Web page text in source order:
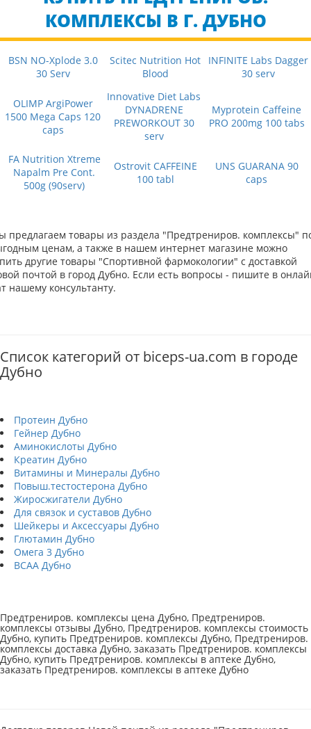
КОМПЛЕКСЫ В Г. ДУБНО
BSN NO-Xplode 3.0
30 Serv
Scitec Nutrition Hot
Blood
INFINITE Labs Dagger
30 serv
OLIMP ArgiPower
1500 Mega Caps 120
caps
Innovative Diet Labs
DYNADRENE
PREWORKOUT 30
serv
Myprotein Caffeine
PRO 200mg 100 tabs
FA Nutrition Xtreme
Napalm Pre Cont.
500g (90serv)
Ostrovit CAFFEINE
100 tabl
UNS GUARANA 90
caps
предлагаем товары из раздела "Предтрениров. комплексы"
ценам, а также в нашем интернет магазине можно
другие товары "Спортивной фармокологии" с доставкой
почтой в город Дубно. Если есть вопросы - пишите в
нашему консультанту.
Список категорий от biceps-ua.com в городе
Дубно
Протеин Дубно
Гейнер Дубно
Аминокислоты Дубно
Креатин Дубно
Витамины и Минералы Дубно
Повыш.тестостерона Дубно
Жиросжигатели Дубно
Для связок и суставов Дубно
Шейкеры и Аксессуары Дубно
Глютамин Дубно
Омега 3 Дубно
BCAA Дубно
Предтрениров. комплексы цена Дубно, Предтрениров.
комплексы отзывы Дубно, Предтрениров. комплексы стоимость
Дубно, купить Предтрениров. комплексы Дубно, Предтрениров.
комплексы доставка Дубно, заказать Предтрениров. комплексы
Дубно, купить Предтрениров. комплексы в аптеке Дубно,
заказать Предтрениров. комплексы в аптеке Дубно